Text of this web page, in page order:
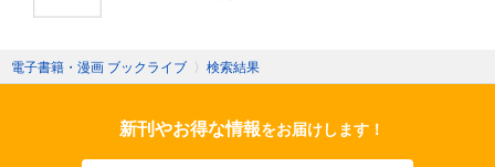
電子書籍・漫画 ブックライブ 〉 検索結果
新刊やお得な情報をお届けします！